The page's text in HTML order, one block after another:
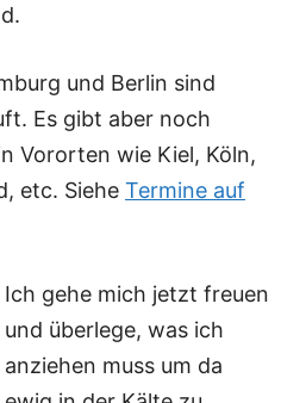
und Berlin sind
Es gibt aber noch
Vororten wie Kiel, Köln,
etc. Siehe Termine auf
Ich gehe mich jetzt freuen
und überlege, was ich
anziehen muss um da